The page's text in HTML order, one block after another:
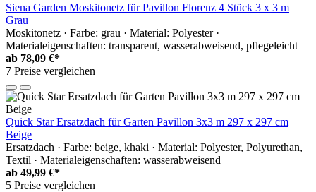
Siena Garden Moskitonetz für Pavillon Florenz 4 Stück 3 x 3 m
Grau
Moskitonetz · Farbe: grau · Material: Polyester ·
Materialeigenschaften: transparent, wasserabweisend, pflegeleicht
ab 78,09 €*
7 Preise vergleichen
Quick Star Ersatzdach für Garten Pavillon 3x3 m 297 x 297 cm
Beige
Ersatzdach · Farbe: beige, khaki · Material: Polyester, Polyurethan,
Textil · Materialeigenschaften: wasserabweisend
ab 49,99 €*
5 Preise vergleichen